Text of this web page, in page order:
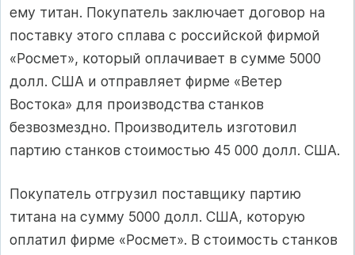
ему титан. Покупатель заключает договор на
поставку этого сплава с российской фирмой
«Росмет», который оплачивает в сумме 5000
долл. США и отправляет фирме «Ветер
Востока» для производства станков
безвозмездно. Производитель изготовил
партию станков стоимостью 45 000 долл. США.
Покупатель отгрузил поставщику партию
титана на сумму 5000 долл. США, которую
оплатил фирме «Росмет». В стоимость станков